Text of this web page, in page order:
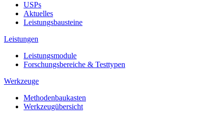
USPs
Aktuelles
Leistungsbausteine
Leistungen
Leistungsmodule
Forschungsbereiche & Testtypen
Werkzeuge
Methodenbaukasten
Werkzeugübersicht